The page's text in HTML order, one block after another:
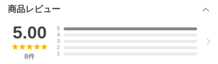
商品レビュー
5.00
8件
5
4
3
2
1